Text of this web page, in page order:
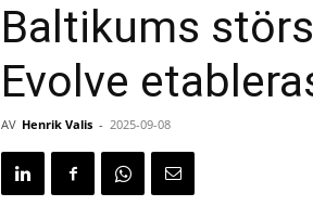
Baltikums
Evolve
AV Henrik Valis - 2025-09-08